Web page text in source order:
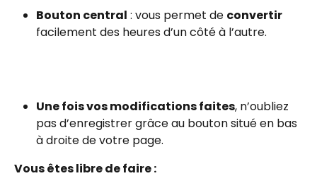
Bouton central : vous permet de convertir
facilement des heures d’un côté à l’autre.
Une fois vos modifications faites, n’oubliez
pas d’enregistrer grâce au bouton situé en bas
à droite de votre page.
Vous êtes libre de faire :